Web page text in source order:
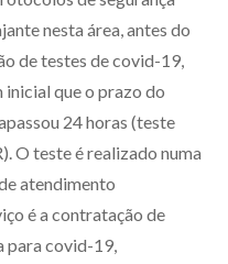
nesta área, antes do
de testes de covid-19,
que o prazo do
24 horas (teste
O teste é realizado numa
atendimento
é a contratação de
para covid-19,